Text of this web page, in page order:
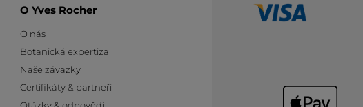
O Yves Rocher
O nás
Botanická expertiza
Naše závazky
Certifikáty & partneři
Otázky & odpovědi